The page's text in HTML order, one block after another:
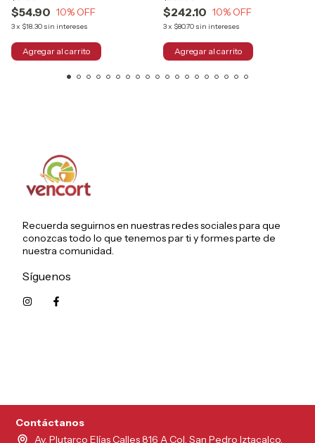
$54.90 10% OFF
3x $18.30 sin intereses
$242.10 10% OFF
3x $80.70 sin intereses
Recuerda seguirnos en nuestras redes sociales para que
conozcas todo lo que tenemos par ti y formes parte de
nuestra comunidad.
Síguenos
Contáctanos
Av. Plutarco Elías Calles 816 A Col. San Pedro Iztacalco,